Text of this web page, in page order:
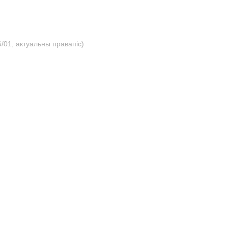
актуальны правапіс)